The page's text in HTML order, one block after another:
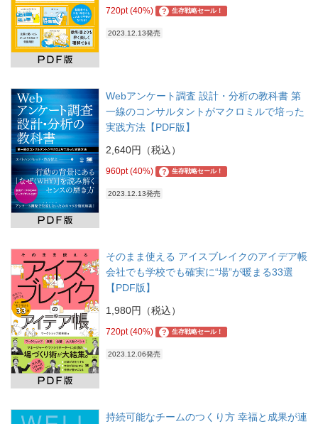
720pt (40%) ? 生存戦略セール！
2023.12.13発売
Webアンケート調査 設計・分析の教科書 第
一線のコンサルタントがマクロミルで培った
実践方法【PDF版】
2,640円（税込）
960pt (40%) ? 生存戦略セール！
2023.12.13発売
そのまま使える アイスブレイクのアイデア帳
会社でも学校でも確実に“場”が暖まる33選
【PDF版】
1,980円（税込）
720pt (40%) ? 生存戦略セール！
2023.12.06発売
持続可能なチームのつくり方 幸福と成果が連